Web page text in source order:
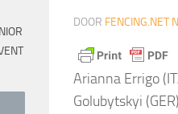
DOOR FENCING.NET
Arianna Errigo
Golubytskyi